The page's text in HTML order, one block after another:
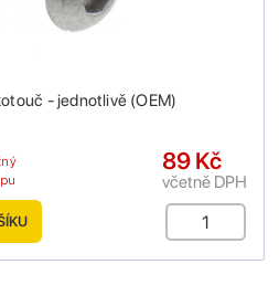
- jednotlivě (OEM)
89 Kč
včetně DPH